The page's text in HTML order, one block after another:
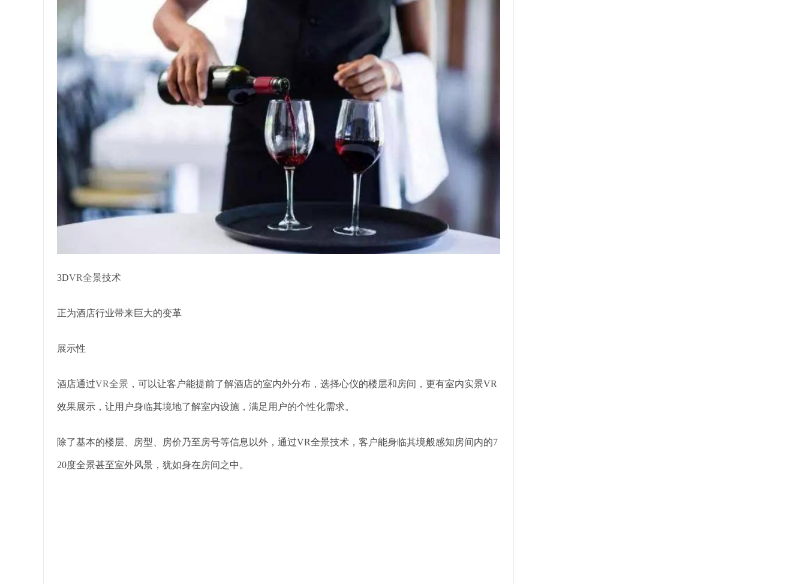
3DVR全景技术
正为酒店行业带来巨大的变革
展示性
酒店通过VR全景 ，可以让客户能提前了解酒店的室内外分布，选择心仪的楼层和房间，更有室内实景VR
效果展示，让用户身临其境地了解室内设施，满足用户的个性化需求。
除了基本的楼层、房型、房价乃至房号等信息以外，通过VR全景技术，客户能身临其境般感知房间内的7
20度全景甚至室外风景，犹如身在房间之中。